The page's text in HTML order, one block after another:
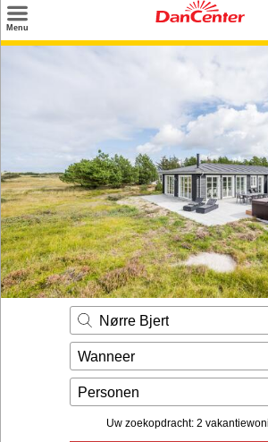
Menu
Service
Kontakt
Nørre Bjert
Wanneer
Personen
Uw zoekopdracht: 2